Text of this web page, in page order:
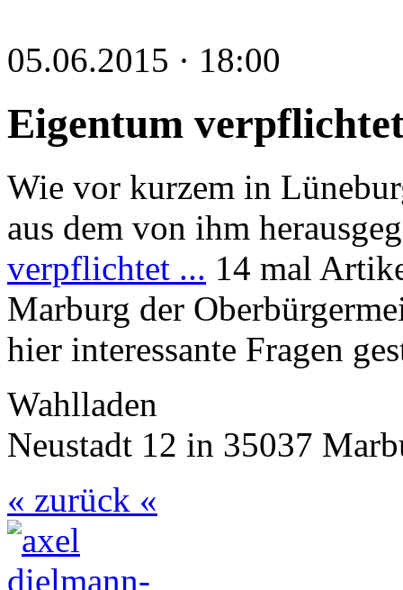
05.06.2015 · 18:00
Eigentum
Wie vor kurzem in
aus dem von ihm
verpflichtet ... 14 mal
Marburg der
hier interessante Fragen
Wahlladen
Neustadt 12 in 35037
« zurück «